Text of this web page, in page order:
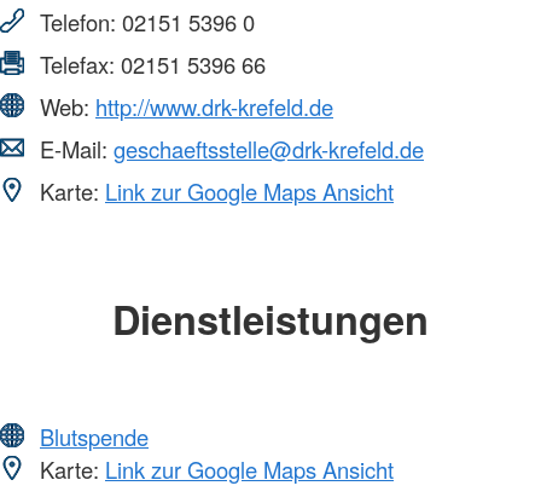
Telefon: 02151 5396 0
Telefax: 02151 5396 66
Web: http://www.drk-krefeld.de
E-Mail: geschaeftsstelle@drk-krefeld.de
Karte: Link zur Google Maps Ansicht
Dienstleistungen
Blutspende
Karte: Link zur Google Maps Ansicht